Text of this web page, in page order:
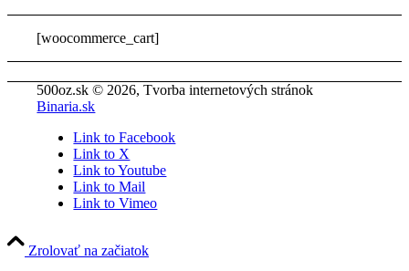
[woocommerce_cart]
500oz.sk © 2026, Tvorba internetových stránok
Binaria.sk
Link to Facebook
Link to X
Link to Youtube
Link to Mail
Link to Vimeo
Zrolovať na začiatok